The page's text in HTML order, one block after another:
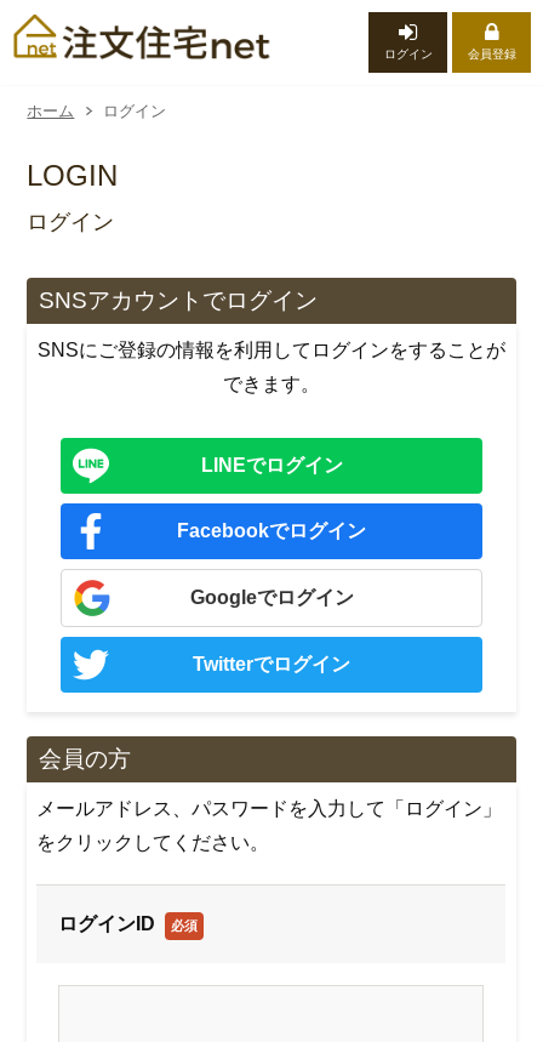
ログイン 会員登録
ホーム ログイン
LOGIN
ログイン
SNSアカウントでログイン
SNSにご登録の情報を利用してログインをすることが
できます。
LINEでログイン
Facebookでログイン
Googleでログイン
Twitterでログイン
会員の方
メールアドレス、パスワードを入力して「ログイン」
をクリックしてください。
ログインID 必須